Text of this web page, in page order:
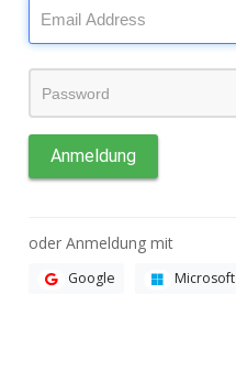
Anmeldung
oder Anmeldung mit
Google Microsoft